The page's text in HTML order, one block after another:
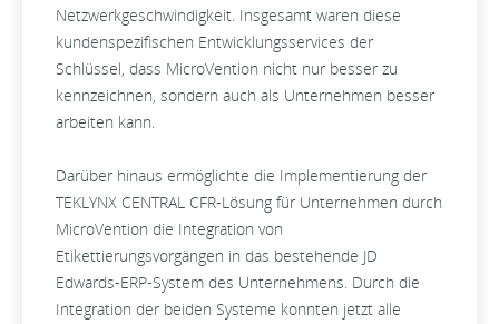
Netzwerkgeschwindigkeit. Insgesamt waren diese
kundenspezifischen Entwicklungsservices der
Schlüssel, dass MicroVention nicht nur besser zu
kennzeichnen, sondern auch als Unternehmen besser
arbeiten kann.
Darüber hinaus ermöglichte die Implementierung der
TEKLYNX CENTRAL CFR-Lösung für Unternehmen durch
MicroVention die Integration von
Etikettierungsvorgängen in das bestehende JD
Edwards-ERP-System des Unternehmens. Durch die
Integration der beiden Systeme konnten jetzt alle